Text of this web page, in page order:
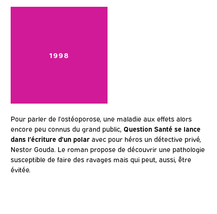
1998
Pour parler de l’ostéoporose, une maladie aux effets alors
encore peu connus du grand public, Question Santé se lance
dans l’écriture d’un polar avec pour héros un détective privé,
Nestor Gouda. Le roman propose de découvrir une pathologie
susceptible de faire des ravages mais qui peut, aussi, être
évitée.